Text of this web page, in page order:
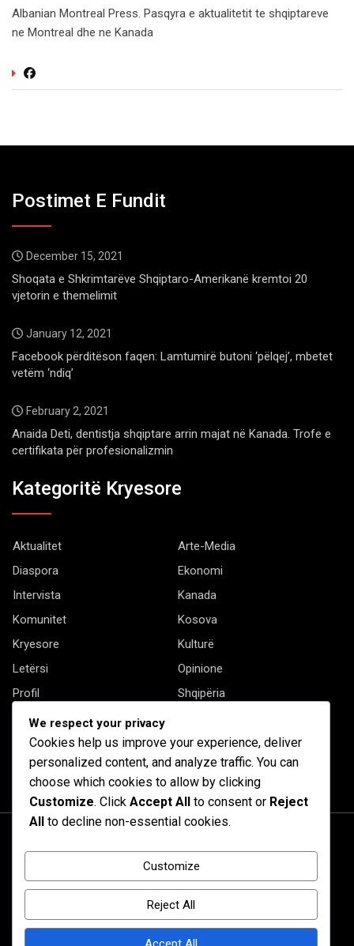
Albanian Montreal Press. Pasqyra e aktualitetit te shqiptareve
ne Montreal dhe ne Kanada
Postimet E Fundit
December 15, 2021
Shoqata e Shkrimtarëve Shqiptaro-Amerikanë kremtoi 20
vjetorin e themelimit
January 12, 2021
Facebook përditëson faqen: Lamtumirë butoni ‘pëlqej’, mbetet
vetëm ‘ndiq’
February 2, 2021
Anaida Deti, dentistja shqiptare arrin majat në Kanada. Trofe e
certifikata për profesionalizmin
Kategoritë Kryesore
Aktualitet
Arte-Media
Diaspora
Ekonomi
Intervista
Kanada
Komunitet
Kosova
Kryesore
Kulturë
Letërsi
Opinione
Profil
Shqipëria
Shqiptarët në biznes
Të tjera
We respect your privacy
Cookies help us improve your experience, deliver
personalized content, and analyze traffic. You can
choose which cookies to allow by clicking
Customize. Click Accept All to consent or Reject
All to decline non-essential cookies.
Customize
Reject All